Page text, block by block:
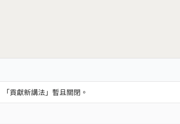
貢獻新講法」暫且關閉。